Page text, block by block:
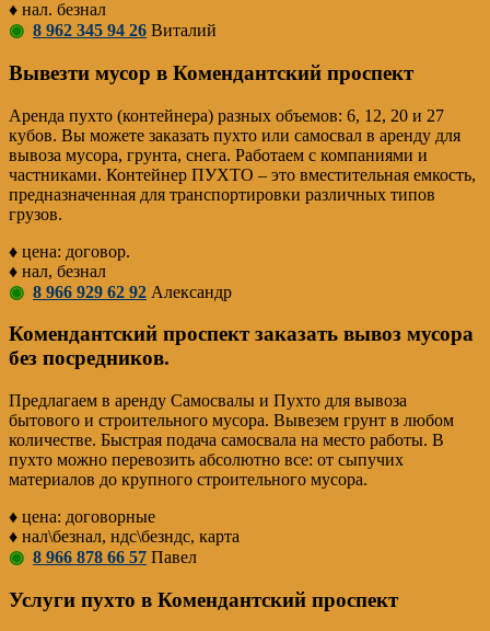
♦ нал. безнал
◉ 8 962 345 94 26 Виталий
Вывезти мусор в Комендантский проспект
Аренда пухто (контейнера) разных объемов: 6, 12, 20 и 27
кубов. Вы можете заказать пухто или самосвал в аренду для
вывоза мусора, грунта, снега. Работаем с компаниями и
частниками. Контейнер ПУХТО – это вместительная емкость,
предназначенная для транспортировки различных типов
грузов.
♦ цена: договор.
♦ нал, безнал
◉ 8 966 929 62 92 Александр
Комендантский проспект заказать вывоз мусора
без посредников.
Предлагаем в аренду Самосвалы и Пухто для вывоза
бытового и строительного мусора. Вывезем грунт в любом
количестве. Быстрая подача самосвала на место работы. В
пухто можно перевозить абсолютно все: от сыпучих
материалов до крупного строительного мусора.
♦ цена: договорные
♦ нал\безнал, ндс\безндс, карта
◉ 8 966 878 66 57 Павел
Услуги пухто в Комендантский проспект